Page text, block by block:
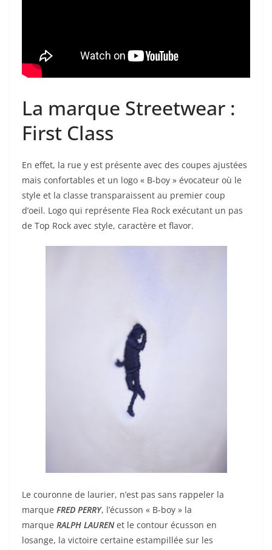
La marque Streetwear :
First Class
En effet, la rue y est présente avec des coupes ajustées
mais confortables et un logo « B-boy » évocateur où le
style et la classe transparaissent au premier coup
d’oeil. Logo qui représente Flea Rock exécutant un pas
de Top Rock avec style, caractère et flavor.
Le couronne de laurier, n’est pas sans rappeler la
marque FRED PERRY, l’écusson « B-boy » la
marque RALPH LAURENet le contour écusson en
losange, la victoire certaine estampillée sur les